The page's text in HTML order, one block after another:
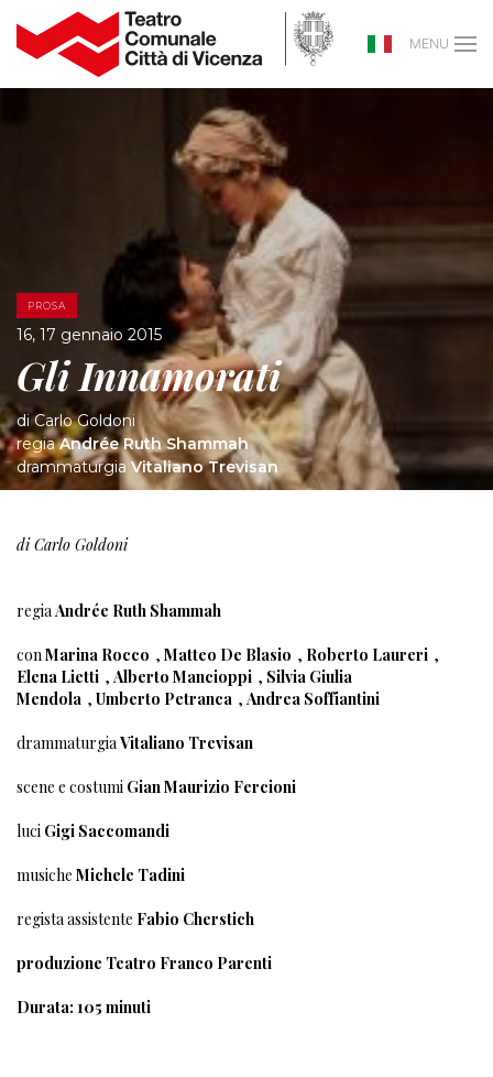
MENU
PROSA
16, 17 gennaio 2015
Gli Innamorati
di Carlo Goldoni
regiaAndrée Ruth Shammah
drammaturgia Vitaliano Trevisan
di Carlo Goldoni
regiaAndrée Ruth Shammah
conMarina Rocco , Matteo De Blasio , Roberto Laureri ,
Elena Lietti , Alberto Mancioppi , Silvia Giulia
Mendola , Umberto Petranca , Andrea Soffiantini
drammaturgiaVitaliano Trevisan
scene e costumi Gian Maurizio Fercioni
luci Gigi Saccomandi
musiche Michele Tadini
regista assistente Fabio Cherstich
produzione Teatro Franco Parenti
Durata: 105 minuti